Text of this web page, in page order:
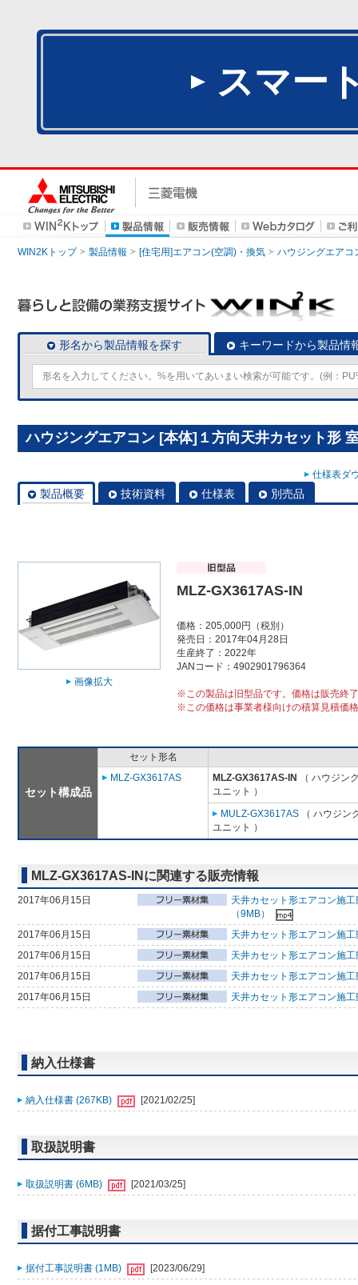
スマー
WIN2Kトップ 製品情報 [住宅用]エアコン(空調)・換気 ハウジングエアコ
形名から製品情報を探す キーワードから製品情
ハウジングエアコン [本体]１方向天井カセット形
仕様表ダ
製品概要 技術資料 仕様表 別売品
画像拡大
MLZ-GX3617AS-IN
価格：205,000円（税別）
発売日：2017年04月28日
生産終了：2022年
JANコード：4902901796364
※この製品は旧型品です。価格は販売終
※この価格は事業者様向けの積算見積価
セット構成品
セット形名
MLZ-GX3617AS
MLZ-GX3617AS-IN
（ ハウジン
ユニット ）
MULZ-GX3617AS （ ハウジン
ユニット ）
MLZ-GX3617AS-INに関連する販売情報
2017年06月15日
天井カセット形エアコン施
（9MB）
2017年06月15日
天井カセット形エアコン施
2017年06月15日
天井カセット形エアコン施
2017年06月15日
天井カセット形エアコン施
2017年06月15日
天井カセット形エアコン施
納入仕様書
納入仕様書 (267KB) [2021/02/25]
取扱説明書
取扱説明書 (6MB) [2021/03/25]
据付工事説明書
据付工事説明書 (1MB) [2023/06/29]